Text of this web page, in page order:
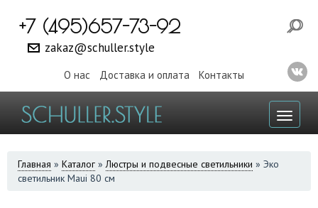
+7 (495)657-73-92
zakaz@schuller.style
О нас Доставка и оплата Контакты
ВЫ
ЗДЕСЬ
Главная » Каталог » Люстры и подвесные светильники » Эко
светильник Maui 80 см